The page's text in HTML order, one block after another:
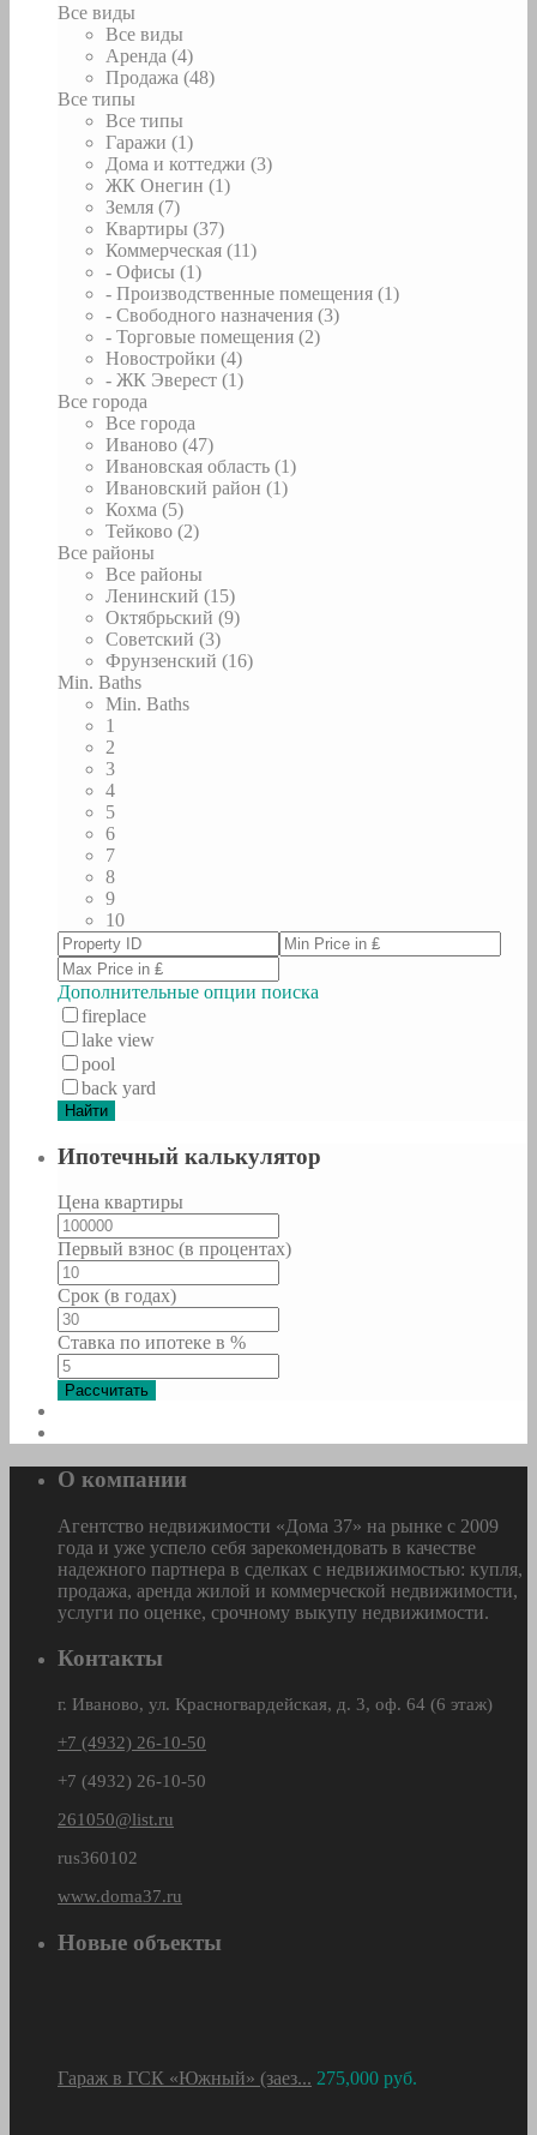
Все виды
Все виды
Аренда (4)
Продажа (48)
Все типы
Все типы
Гаражи (1)
Дома и коттеджи (3)
ЖК Онегин (1)
Земля (7)
Квартиры (37)
Коммерческая (11)
- Офисы (1)
- Производственные помещения (1)
- Свободного назначения (3)
- Торговые помещения (2)
Новостройки (4)
- ЖК Эверест (1)
Все города
Все города
Иваново (47)
Ивановская область (1)
Ивановский район (1)
Кохма (5)
Тейково (2)
Все районы
Все районы
Ленинский (15)
Октябрьский (9)
Советский (3)
Фрунзенский (16)
Min. Baths
Min. Baths
1
2
3
4
5
6
7
8
9
10
Дополнительные опции поиска
fireplace
lake view
pool
back yard
Найти
Ипотечный калькулятор
Цена квартиры
Первый взнос (в процентах)
Срок (в годах)
Ставка по ипотеке в %
Рассчитать
О компании
Агентство недвижимости «Дома 37» на рынке с 2009
года и уже успело себя зарекомендовать в качестве
надежного партнера в сделках с недвижимостью: купля,
продажа, аренда жилой и коммерческой недвижимости,
услуги по оценке, срочному выкупу недвижимости.
Контакты
г. Иваново, ул. Красногвардейская, д. 3, оф. 64 (6 этаж)
+7 (4932) 26-10-50
+7 (4932) 26-10-50
261050@list.ru
rus360102
www.doma37.ru
Новые объекты
Гараж в ГСК «Южный» (заез... 275,000 руб.